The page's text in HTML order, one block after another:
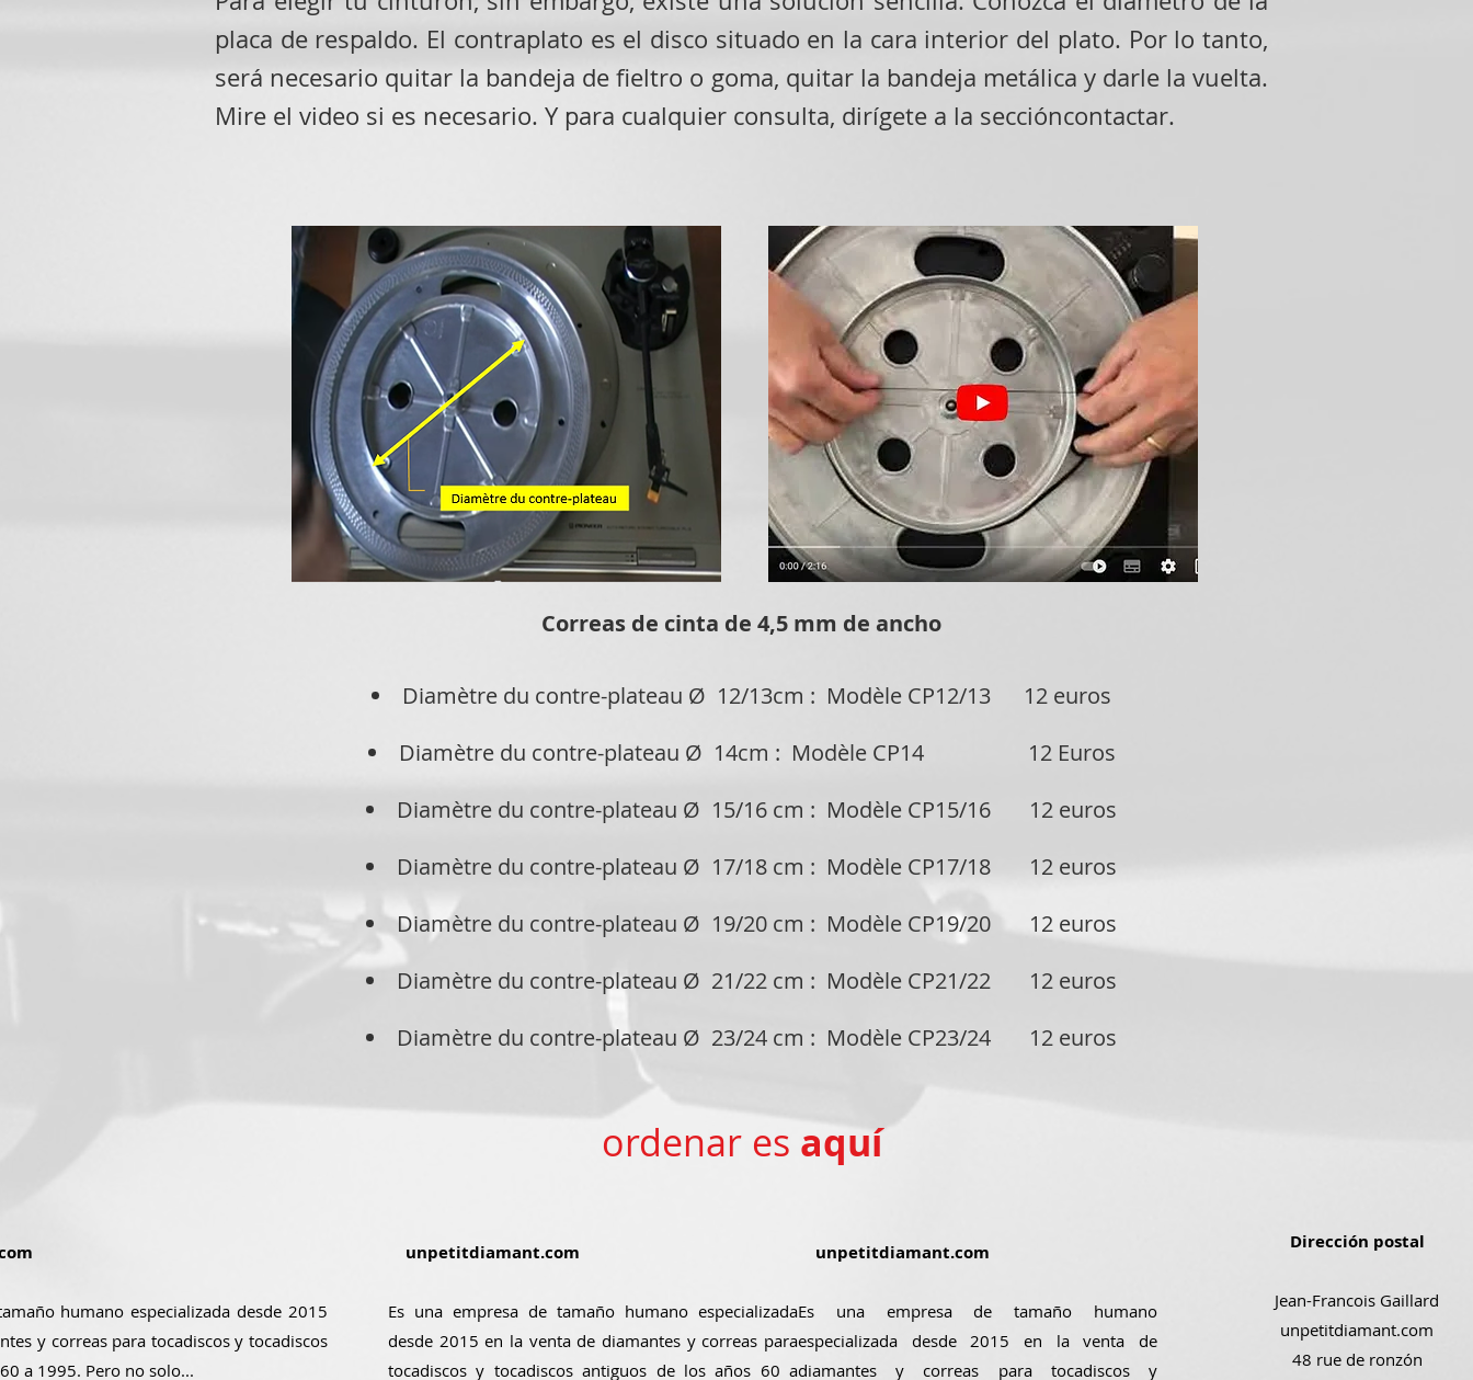
placa de respaldo. El contraplato es el disco situado en la cara interior del plato. Por lo tanto,
será necesario quitar la bandeja de fieltro o goma, quitar la bandeja metálica y darle la vuelta.
Mire el video si es necesario. Y para cualquier consulta, dirígete a la seccióncontactar.
Correas de cinta de 4,5 mm de ancho
Diamètre du contre-plateau Ø 12/13cm : Modèle CP12/13 12 euros
Diamètre du contre-plateau Ø 14cm : Modèle CP14 12 Euros
Diamètre du contre-plateau Ø 15/16 cm : Modèle CP15/16 12 euros
Diamètre du contre-plateau Ø 17/18 cm : Modèle CP17/18 12 euros
Diamètre du contre-plateau Ø 19/20 cm : Modèle CP19/20 12 euros
Diamètre du contre-plateau Ø 21/22 cm : Modèle CP21/22 12 euros
Diamètre du contre-plateau Ø 23/24 cm : Modèle CP23/24 12 euros
ordenar es aquí
humano especializada desde 2015
y correas para tocadiscos y tocadiscos
a 1995. Pero no solo...
unpetitdiamant.com
Es una empresa de tamaño humano especializada
desde 2015 en la venta de diamantes y correas para
tocadiscos y tocadiscos antiguos de los años 60 a
unpetitdiamant.com
Es una empresa de tamaño humano
especializada desde 2015 en la venta de
diamantes y correas para tocadiscos y
Dirección postal
Jean-Francois Gaillard
unpetitdiamant.com
48 rue de ronzón